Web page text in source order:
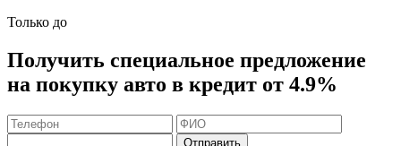
Только до
Получить специальное предложение
на покупку авто в кредит от 4.9%
Отправить